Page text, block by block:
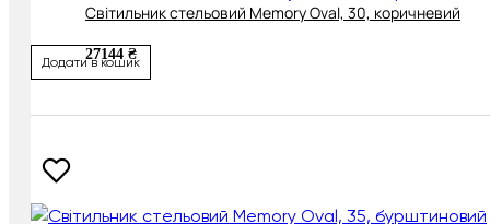
Світильник стельовий Memory Oval, 30, коричневий
27144 ₴
Додати в кошик